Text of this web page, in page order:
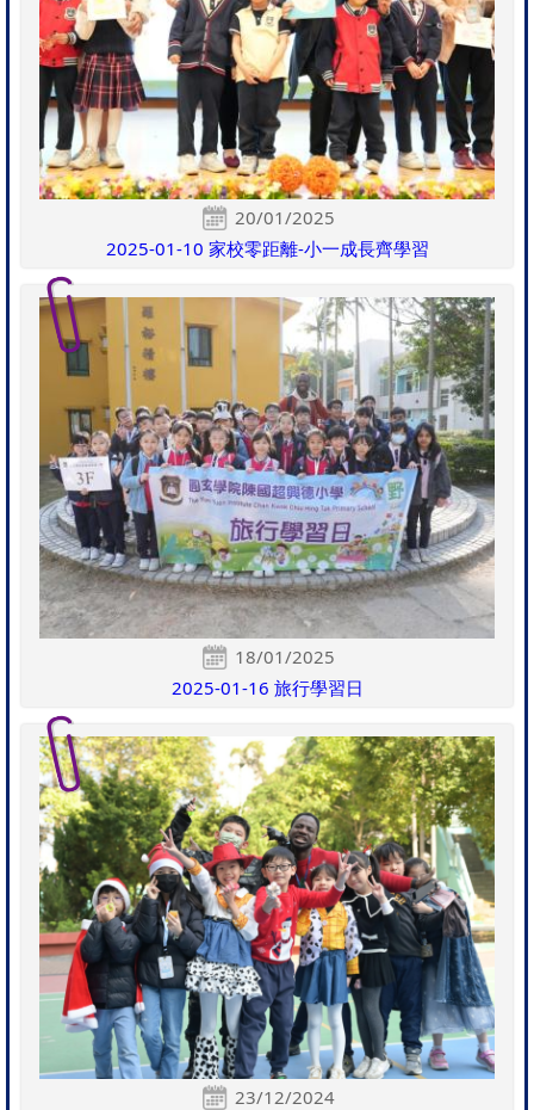
20/01/2025
2025-01-10 家校零距離-小一成長齊學習
18/01/2025
2025-01-16 旅行學習日
23/12/2024